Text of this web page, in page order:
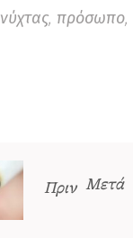
, πρόσωπο,
Πριν Μετά